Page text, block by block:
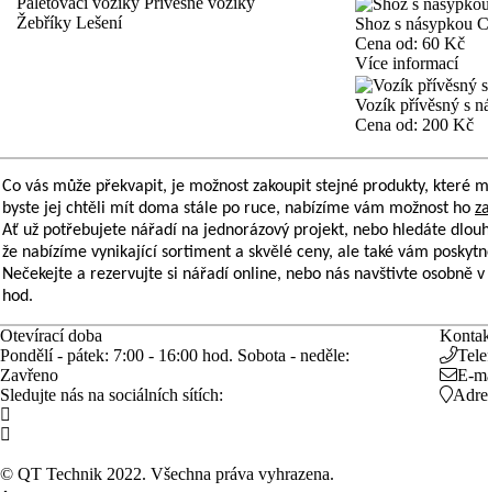
Žebříky Lešení
Shoz s násypkou
Cena od: 60 Kč
Více informací
Vozík přívěsný s
Cena od: 200 Kč
Co vás může překvapit, je možnost zakoupit stejné produkty, které
byste jej chtěli mít doma stále po ruce, nabízíme vám možnost ho
Ať už potřebujete nářadí na jednorázový projekt, nebo hledáte
že nabízíme vynikající sortiment a skvělé ceny, ale také vám
Nečekejte a rezervujte si nářadí online, nebo nás navštivte osobně v
hod.
Otevírací doba
Pondělí - pátek: 7:00 - 16:00 hod. Sobota - neděle:
Zavřeno
Sledujte nás na sociálních sítích:
E-
© QT Technik 2022. Všechna práva vyhrazena.